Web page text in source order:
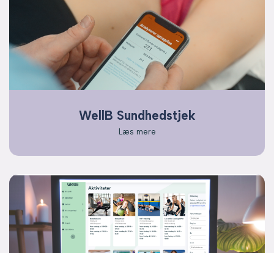
WellB Sundhedstjek
Læs mere